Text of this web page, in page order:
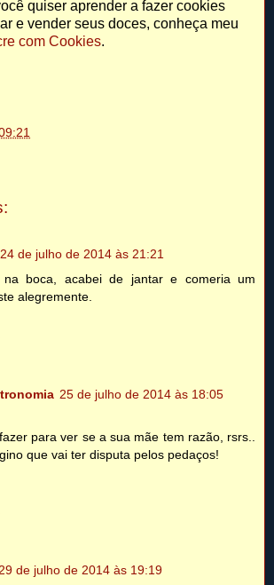
quiser aprender a fazer cookies
e vender seus doces, conheça meu
com Cookies.
24 de julho de 2014 às 21:21
na boca, acabei de jantar e comeria um
alegremente.
25 de julho de 2014 às 18:05
para ver se a sua mãe tem razão, rsrs..
que vai ter disputa pelos pedaços!
29 de julho de 2014 às 19:19